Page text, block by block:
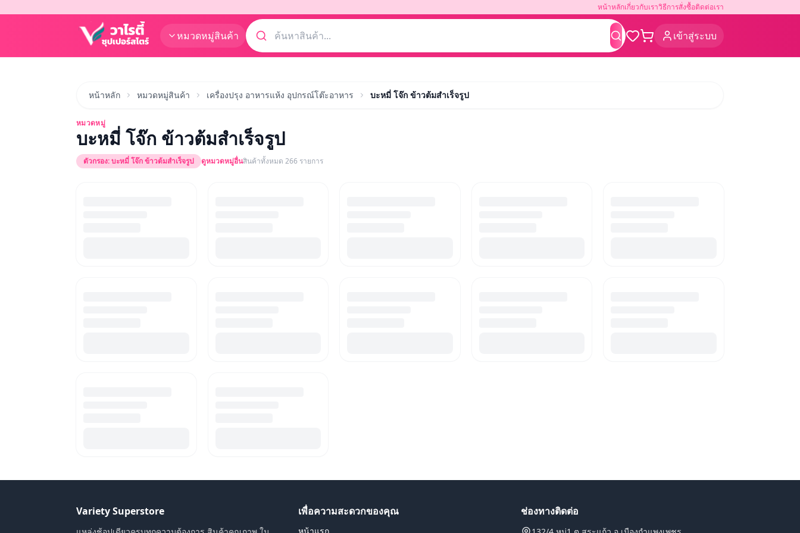
หน้าหลักเกี่ยวกับเราวิธีการสั่งซื้อติดต่อเรา
เข้าสู่ระบบ
หมวดหมู่สินค้า ค้นหา
หน้าหลัก หมวดหมู่สินค้า เครื่องปรุง อาหารแห้ง อุปกรณ์โต๊ะอาหาร บะหมี่ โจ๊ก ข้าวต้มสำเร็จรูป
หมวดหมู่
บะหมี่ โจ๊ก ข้าวต้มสำเร็จรูป
ตัวกรอง:บะหมี่ โจ๊ก ข้าวต้มสำเร็จรูป ดูหมวดหมู่อื่นสินค้าทั้งหมด 266 รายการ
Variety Superstore เพื่อความสะดวกของคุณ ช่องทางติดต่อ